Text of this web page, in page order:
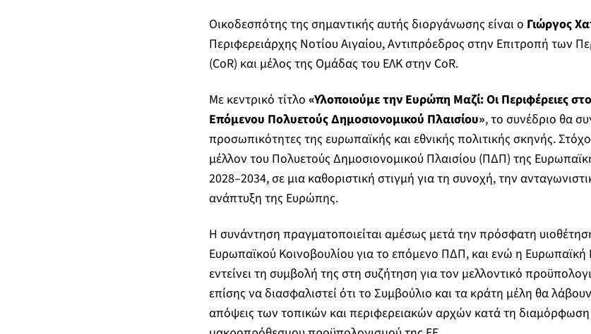
Οικοδεσπότης της σημαντικής αυτής διοργάνωσης είναι ο Γιώργος
Περιφερειάρχης Νοτίου Αιγαίου, Αντιπρόεδρος στην Επιτροπή των
(CoR) και μέλος της Ομάδας του ΕΛΚ στην CoR.
Με κεντρικό τίτλο «Υλοποιούμε την Ευρώπη Μαζί: Οι Περιφέρειες
Επόμενου Πολυετούς Δημοσιονομικού Πλαισίου», το συνέδριο θα
προσωπικότητες της ευρωπαϊκής και εθνικής πολιτικής σκηνής.
μέλλον του Πολυετούς Δημοσιονομικού Πλαισίου (ΠΔΠ) της
2028–2034, σε μια καθοριστική στιγμή για τη συνοχή, την
ανάπτυξη της Ευρώπης.
Η συνάντηση πραγματοποιείται αμέσως μετά την πρόσφατη
Ευρωπαϊκού Κοινοβουλίου για το επόμενο ΠΔΠ, και ενώ η
εντείνει τη συμβολή της στη συζήτηση για τον μελλοντικό
επίσης να διασφαλιστεί ότι το Συμβούλιο και τα κράτη μέλη θα
απόψεις των τοπικών και περιφερειακών αρχών κατά τη